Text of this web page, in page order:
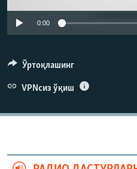
0:00
Ўртоқлашинг
VPNсиз ўқиш